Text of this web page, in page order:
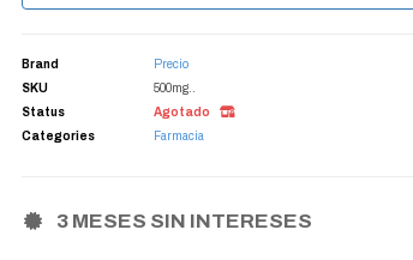
Brand
Precio
SKU
500mg..
Status
Agotado
Categories
Farmacia
3 MESES SIN INTERESES